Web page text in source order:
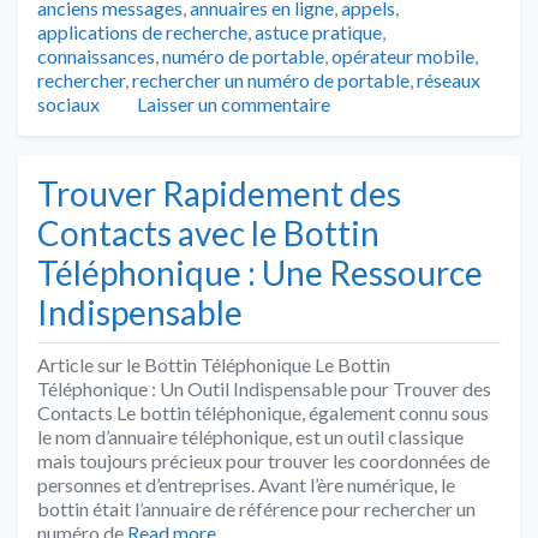
anciens messages,annuaires en ligne,appels,
applications de recherche,astuce pratique,
connaissances,numéro de portable,opérateur mobile,
rechercher,rechercher un numéro de portable,réseaux
sociaux
Laisser un commentaire
Trouver Rapidement des
Contacts avec le Bottin
Téléphonique : Une Ressource
Indispensable
Article sur le Bottin Téléphonique Le Bottin
Téléphonique : Un Outil Indispensable pour Trouver des
Contacts Le bottin téléphonique, également connu sous
le nom d’annuaire téléphonique, est un outil classique
mais toujours précieux pour trouver les coordonnées de
personnes et d’entreprises. Avant l’ère numérique, le
bottin était l’annuaire de référence pour rechercher un
numéro de Read more…